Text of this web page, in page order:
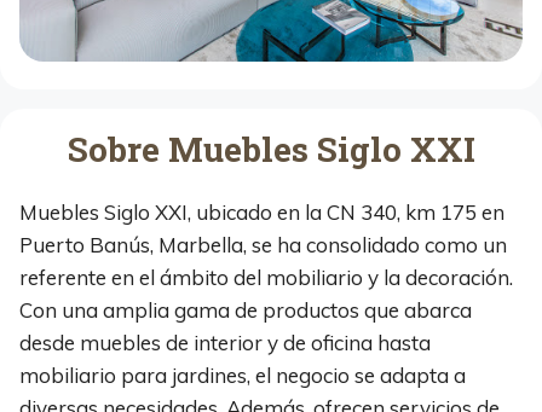
Sobre Muebles Siglo XXI
Muebles Siglo XXI, ubicado en la CN 340, km 175 en
Puerto Banús, Marbella, se ha consolidado como un
referente en el ámbito del mobiliario y la decoración.
Con una amplia gama de productos que abarca
desde muebles de interior y de oficina hasta
mobiliario para jardines, el negocio se adapta a